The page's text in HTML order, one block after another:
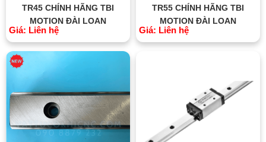
TR45 CHÍNH HÃNG TBI
MOTION ĐÀI LOAN
Giá: Liên hệ
TR55 CHÍNH HÃNG TBI
MOTION ĐÀI LOAN
Giá: Liên hệ